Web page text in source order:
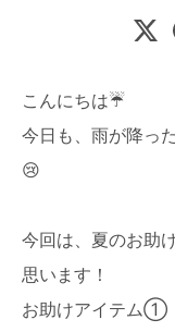
毛穴・たるみ・エ
こんにちは☔
今日も、雨が降っ
😢
今回は、夏のお助
思います！
お助けアイテム①